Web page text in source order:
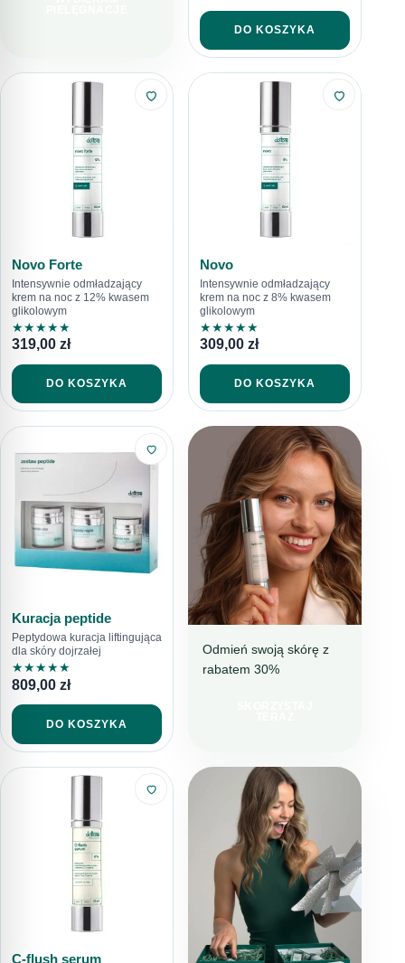
DO KOSZYKA
Novo Forte
Intensywnie odmładzający
krem na noc z 12% kwasem
glikolowym
★★★★★
319,00 zł
DO KOSZYKA
Novo
Intensywnie odmładzający
krem na noc z 8% kwasem
glikolowym
★★★★★
309,00 zł
DO KOSZYKA
Kuracja peptide
Peptydowa kuracja liftingująca
dla skóry dojrzałej
★★★★★
809,00 zł
DO KOSZYKA
NAWILŻENIE I
LATO
Odmień swoją skórę z
rabatem 30%
C-flush serum